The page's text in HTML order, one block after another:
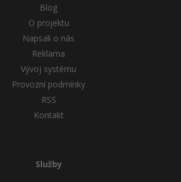
Blog
O projektu
Napsali o nás
Reklama
Vývoj systému
Provozní podmínky
RSS
Kontakt
Služby